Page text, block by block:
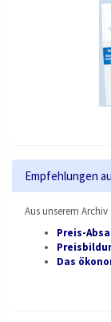
Empfehlungen
Aus unserem Archiv
Preis-
Das